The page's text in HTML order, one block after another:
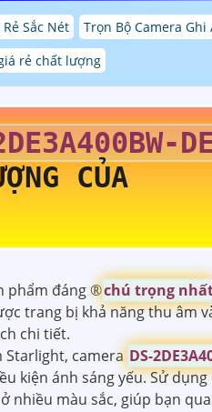
Sắc Nét
Trọn Bộ Camera Ghi
rẻ chất lượng
CỦA
phẩm đáng ®️chú trọng
trang bị khả năng thu âm
chi tiết.
Starlight, camera DS-
kiện ánh sáng yếu. Sử dụng
nhiều màu sắc, giúp bạn